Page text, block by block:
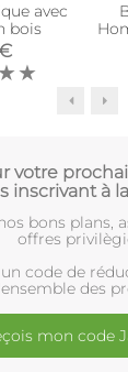
avec
bois
votre
inscrivant à
bons plans,
offres
code de
des
mon code